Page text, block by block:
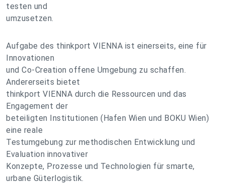
testen und
umzusetzen.
Aufgabe des thinkport VIENNA ist einerseits, eine für
Innovationen
und Co-Creation offene Umgebung zu schaffen.
Andererseits bietet
thinkport VIENNA durch die Ressourcen und das
Engagement der
beteiligten Institutionen (Hafen Wien und BOKU Wien)
eine reale
Testumgebung zur methodischen Entwicklung und
Evaluation innovativer
Konzepte, Prozesse und Technologien für smarte,
urbane Güterlogistik.